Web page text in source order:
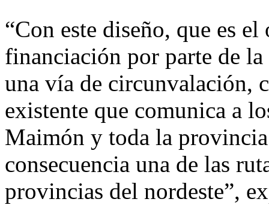
“Con este diseño, que es
financiación por parte de
una vía de circunvalación,
existente que comunica a
Maimón y toda la
consecuencia una de las
provincias del nordeste”,